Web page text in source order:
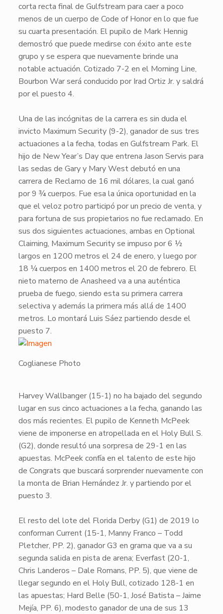
corta recta final de Gulfstream para caer a poco
menos de un cuerpo de Code of Honoren lo que fue
su cuarta presentación. El pupilo de Mark Hennig
demostró que puede medirse con éxito ante este
grupo y se espera que nuevamente brinde una
notable actuación. Cotizado 7-2 en el Morning Line,
Bourbon Warserá conducido por Irad Ortiz Jr. y saldrá
por el puesto 4.
Una de las incógnitas de la carrera es sin duda el
invicto Maximum Security(9-2), ganador de sus tres
actuaciones a la fecha, todas en Gulfstream Park. El
hijo de New Year’s Dayque entrena Jason Servis para
las sedas de Gary y Mary West debutó en una
carrera de Reclamo de 16 mil dólares, la cual ganó
por 9 ¾ cuerpos. Fue esa la única oportunidad en la
que el veloz potro participó por un precio de venta, y
para fortuna de sus propietarios no fue reclamado. En
sus dos siguientes actuaciones, ambas en Optional
Claiming, Maximum Securityse impuso por 6 ½
largos en 1200 metros el 24 de enero, y luego por
18 ¼ cuerpos en 1400 metros el 20 de febrero. El
nieto materno de Anasheed va a una auténtica
prueba de fuego, siendo esta su primera carrera
selectiva y además la primera más allá de 1400
metros. Lo montará Luis Sáez partiendo desde el
puesto 7.
Coglianese Photo
​Harvey Wallbanger(15-1) no ha bajado del segundo
lugar en sus cinco actuaciones a la fecha, ganando las
dos más recientes. El pupilo de Kenneth McPeek
viene de imponerse en atropellada en el Holy Bull S.
(G2), donde resultó una sorpresa de 29-1 en las
apuestas. McPeek confía en el talento de este hijo
de Congrats que buscará sorprender nuevamente con
la monta de Brian Hernández Jr. y partiendo por el
puesto 3.
El resto del lote del Florida Derby (G1) de 2019 lo
conforman Current (15-1, Manny Franco – Todd
Pletcher, PP. 2), ganador G3 en grama que va a su
segunda salida en pista de arena; Everfast (20-1,
Chris Landeros – Dale Romans, PP. 5), que viene de
llegar segundo en el Holy Bull, cotizado 128-1 en
las apuestas; Hard Belle (50-1, José Batista – Jaime
Mejía, PP. 6), modesto ganador de una de sus 13